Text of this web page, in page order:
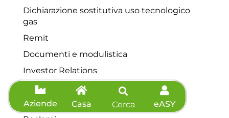
Aziende Casa Cerca eASY
Dichiarazione sostitutiva uso tecnologico
gas
Remit
Documenti e modulistica
Investor Relations
Privacy eVISO giro
Privacy clienti fiere